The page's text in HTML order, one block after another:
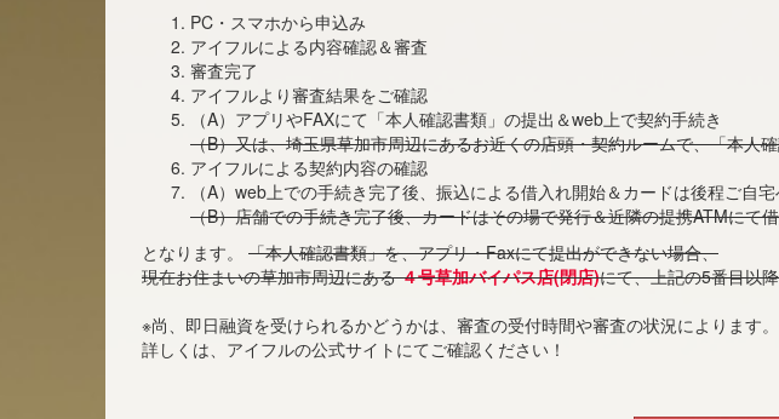
PC・スマホから申込み
アイフルによる内容確認＆審査
審査完了
アイフルより審査結果をご確認
（A）アプリやFAXにて「本人確認書類」の提出＆web上で契約手続き
（B）又は、埼玉県草加市周辺にあるお近くの店頭・契約ルームで、「本人
アイフルによる契約内容の確認
（A）web上での手続き完了後、振込による借入れ開始＆カードは後程ご自
（B）店舗での手続き完了後、カードはその場で発行＆近隣の提携ATMにて
となります。 「本人確認書類」を、アプリ・Faxにて提出ができない場合、
現在お住まいの草加市周辺にある４号草加バイパス店(閉店)にて、上記の5番目以
※尚、即日融資を受けられるかどうかは、審査の受付時間や審査の状況によります。
詳しくは、アイフルの公式サイトにてご確認ください！